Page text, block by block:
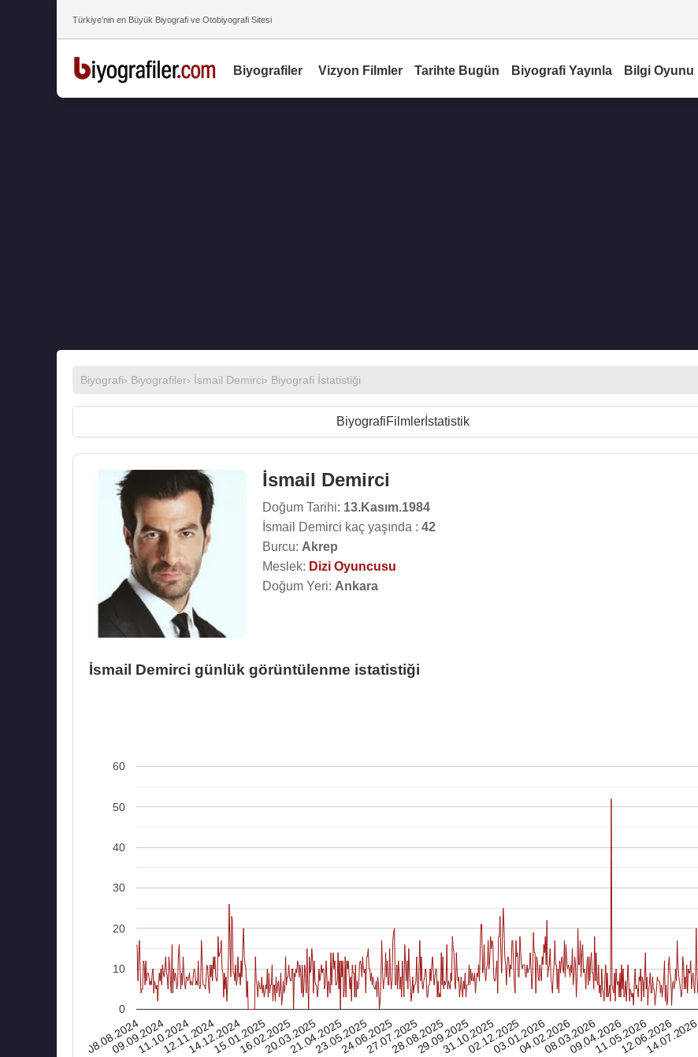
Türkiye’nin en Büyük Biyografi ve Otobiyografi Sitesi
Biyografiler Vizyon Filmler Tarihte Bugün Biyografi Yayınla Bilgi Oyunu
Biyografi› Biyografiler› İsmail Demirci› Biyografi İstatistiği
BiyografiFilmler İstatistik
İsmail Demirci
Doğum Tarihi: 13.Kasım.1984
İsmail Demirci kaç yaşında : 42
Burcu: Akrep
Meslek: Dizi Oyuncusu
Doğum Yeri: Ankara
İsmail Demirci günlük görüntülenme istatistiği
08.08.2024
09.09.2024
11.10.2024
12.11.2024
14.12.2024
15.01.2025
16.02.2025
20.03.2025
21.04.2025
23.05.2025
24.06.2025
27.07.2025
28.08.2025
29.09.2025
31.10.2025
02.12.2025
03.01.2026
04.02.2026
08.03.2026
09.04.2026
11.05.2026
12.06.2026
14.07.2026
0
10
20
30
40
50
60